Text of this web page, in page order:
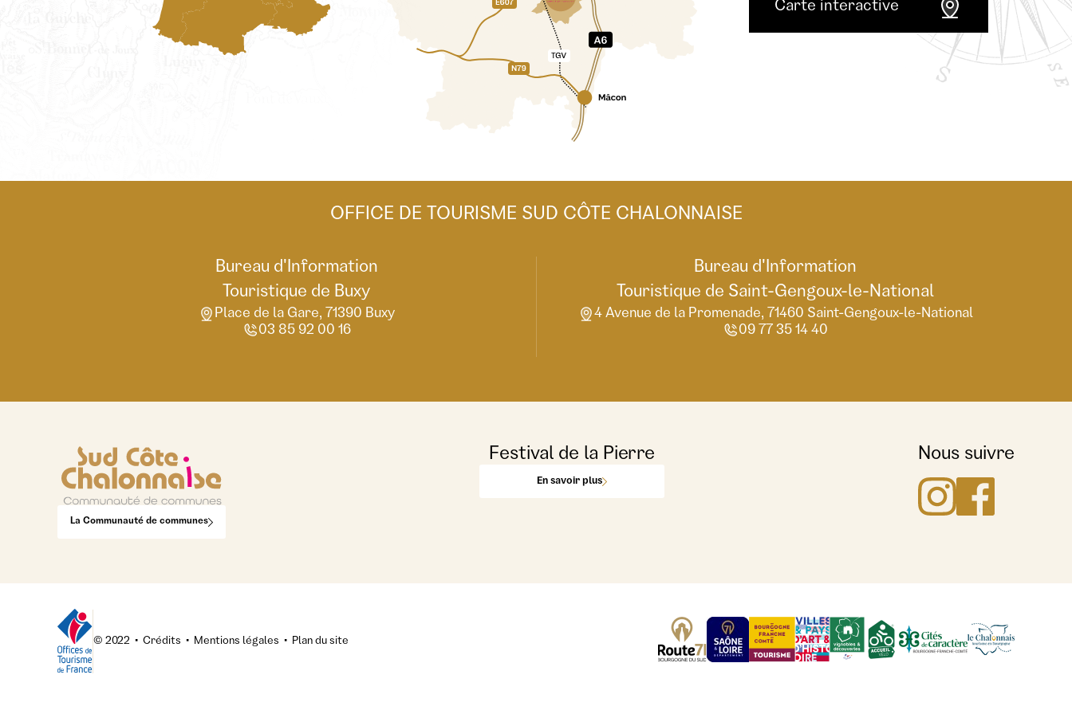
Carte interactive
OFFICE DE TOURISME SUD CÔTE CHALONNAISE
Bureau d'Information
Touristique de Buxy
Place de la Gare, 71390 Buxy
03 85 92 00 16
Bureau d'Information
Touristique de Saint-Gengoux-le-National
4 Avenue de la Promenade, 71460 Saint-Gengoux-le-National
09 77 35 14 40
La Communauté de communes
Festival de la Pierre
En savoir plus
Nous suivre
© 2022 • Crédits • Mentions légales • Plan du site